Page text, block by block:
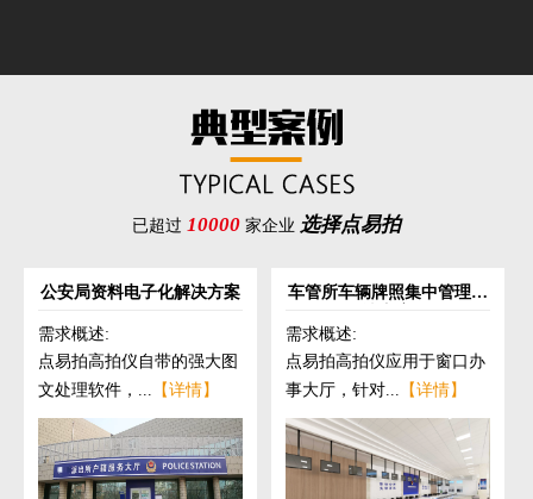
已超过 10000 家企业 选择点易拍
公安局资料电子化解决方案
需求概述:
点易拍高拍仪自带的强大图
文处理软件，... 【详情】
车管所车辆牌照集中管理解
需求概述:
点易拍高拍仪应用于窗口办
事大厅，针对... 【详情】